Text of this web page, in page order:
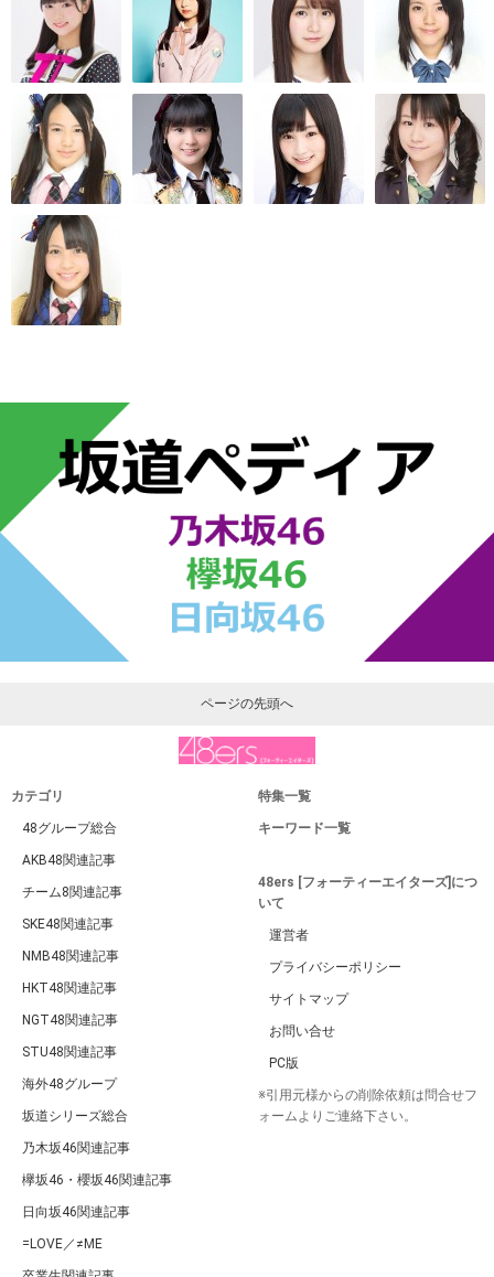
ページの先頭へ
カテゴリ
48グループ総合
AKB48関連記事
チーム8関連記事
SKE48関連記事
NMB48関連記事
HKT48関連記事
NGT48関連記事
STU48関連記事
海外48グループ
坂道シリーズ総合
乃木坂46関連記事
欅坂46・櫻坂46関連記事
日向坂46関連記事
=LOVE／≠ME
特集一覧
キーワード一覧
48ers [フォーティーエイターズ]につ
いて
運営者
プライバシーポリシー
サイトマップ
お問い合せ
PC版
※引用元様からの削除依頼は問合せフ
ォームよりご連絡下さい。